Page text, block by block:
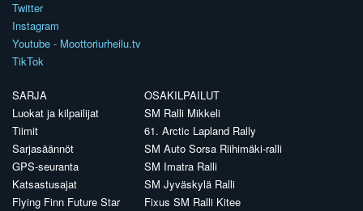
Twitter
Instagram
Youtube - Moottoriurheilu.tv
TikTok
SARJA
Luokat ja kilpailijat
Tiimit
Sarjasäännöt
GPS-seuranta
Katsastusajat
Flying Finn Future Star
OSAKILPAILUT
SM Ralli Mikkeli
61. Arctic Lapland Rally
SM Auto Sorsa Riihimäki-ralli
SM Imatra Ralli
SM Jyväskylä Ralli
Fixus SM Ralli Kitee